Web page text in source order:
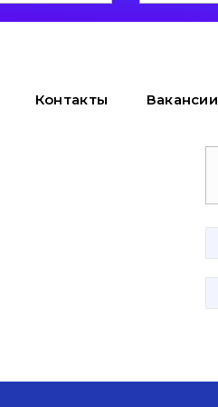
Контакты Вакансии